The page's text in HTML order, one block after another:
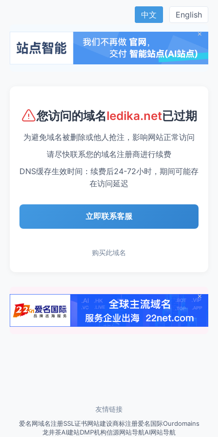
中文
English
×
您访问的域名ledika.net已过期
为避免域名被删除或他人抢注，影响网站正常访问
请尽快联系您的域名注册商进行续费
DNS缓存生效时间：续费后24-72小时，期间可能存
在访问延迟
立即联系客服
购买此域名
×
友情链接
爱名网域名注册SSL证书网站建设商标注册爱名国际Ourdomains
龙井茶AI建站DMP机构信源网站导航AI网站导航